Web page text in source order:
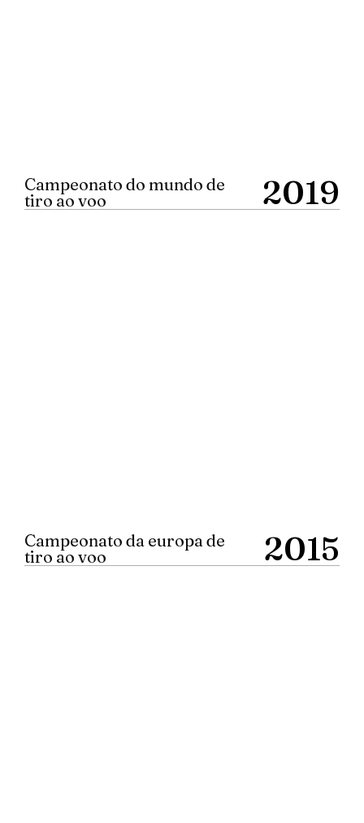
Campeonato do mundo de
tiro ao voo
2019
Campeonato da europa de
tiro ao voo
2015